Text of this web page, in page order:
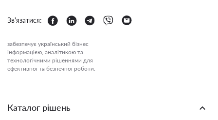
Зв'язатися:
забезпечує український бізнес
інформацією, аналітикою та
технологічними рішеннями для
ефективної та безпечної роботи.
Каталог рішень